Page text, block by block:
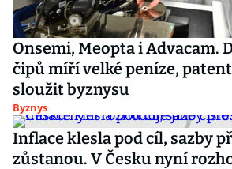
Onsemi, Meopta i Advacam.
čipů míří velké peníze,
sloužit byznysu
Byznys
Inflace klesla pod cíl, sazby
zůstanou. V Česku nyní